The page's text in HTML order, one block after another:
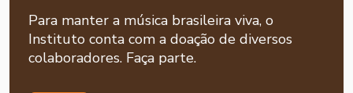
Para manter a música brasileira viva, o
Instituto conta com a doação de diversos
colaboradores. Faça parte.